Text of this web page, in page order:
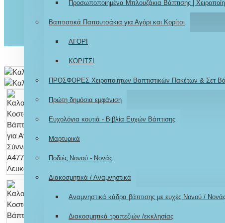
Προσωποποιημένα Μπλουζάκια Βάπτισης |
Βαπτιστικά Παπουτσάκια για Αγόρι και Κορίτσι
ΑΓΟΡΙ
ΚΟΡΙΤΣΙ
ΠΡΟΣΦΟΡΕΣ Χειροποίητων Βαπτιστικών Πακέτων & Σετ
Πρώτη δημόσια εμφάνιση
Ευχολόγια κουτιά - Βιβλία Ευχών Βάπτισης
Μαρτυρικά
Ποδιές Νονού - Νονάς
Διακοσμητικά / Αναμνηστικά
Αναμνηστικά κάδρα βάπτισης με ευχές Νονού /
Διακοσμητικά τραπεζιών /εκκλησίας